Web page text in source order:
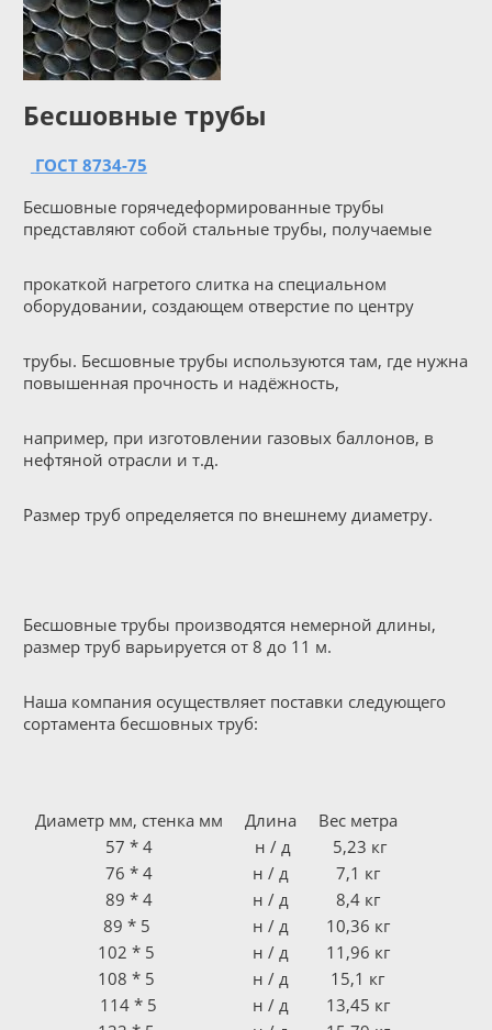
Бесшовные трубы
ГОСТ 8734-75
Бесшовные горячедеформированные трубы
представляют собой стальные трубы, получаемые
прокаткой нагретого слитка на специальном
оборудовании, создающем отверстие по центру
трубы. Бесшовные трубы используются там, где нужна
повышенная прочность и надёжность,
например, при изготовлении газовых баллонов, в
нефтяной отрасли и т.д.
Размер труб определяется по внешнему диаметру.
Бесшовные трубы производятся немерной длины,
размер труб варьируется от 8 до 11 м.
Наша компания осуществляет поставки следующего
сортамента бесшовных труб:
Диаметр мм, стенка мм Длина
Вес метра
57 * 4
н / д
5,23 кг
76 * 4
н / д
7,1 кг
89 * 4
н / д
8,4 кг
89 * 5
н / д
10,36 кг
102 * 5
н / д
11,96 кг
108 * 5
н / д
15,1 кг
114 * 5
н / д
13,45 кг